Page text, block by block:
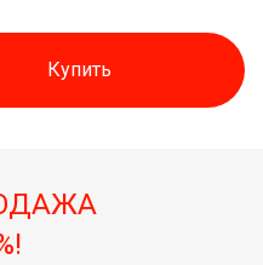
Купить